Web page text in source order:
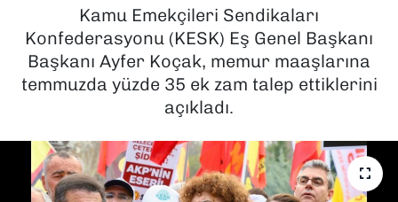
Kamu Emekçileri Sendikaları
Konfederasyonu (KESK) Eş Genel Başkanı
Başkanı Ayfer Koçak, memur maaşlarına
temmuzda yüzde 35 ek zam talep ettiklerini
açıkladı.
KÜLTÜR SANAT
MAGAZİN
SAĞLIK
SPOR
Son Dakika Haberleri
Haber Arşivi